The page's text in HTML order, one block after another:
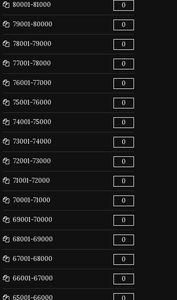
80001-81000 0
79001-80000 0
78001-79000 0
77001-78000 0
76001-77000 0
75001-76000 0
74001-75000 0
73001-74000 0
72001-73000 0
71001-72000 0
70001-71000 0
69001-70000 0
68001-69000 0
67001-68000 0
66001-67000 0
65001-66000 0